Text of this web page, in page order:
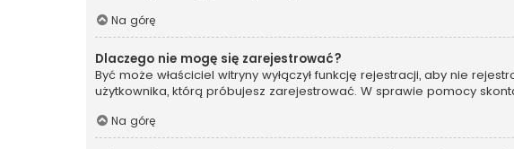
Na górę
Dlaczego nie mogę się zarejestrować?
Być może właściciel witryny wyłączył funkcję rejestracji, aby nie
użytkownika, którą próbujesz zarejestrować. W sprawie pomocy
Na górę